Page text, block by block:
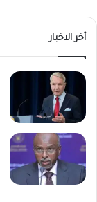
أخر الاخبار